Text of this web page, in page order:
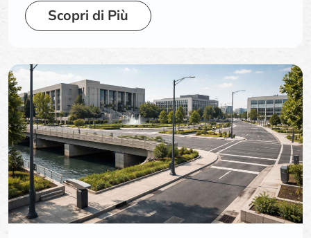
Scopri di Più